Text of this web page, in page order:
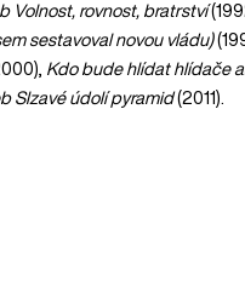
Volnost, rovnost, bratrství
sestavoval novou vládu)
Kdo bude hlídat hlídače
Slzavé údolí pyramid(2011).